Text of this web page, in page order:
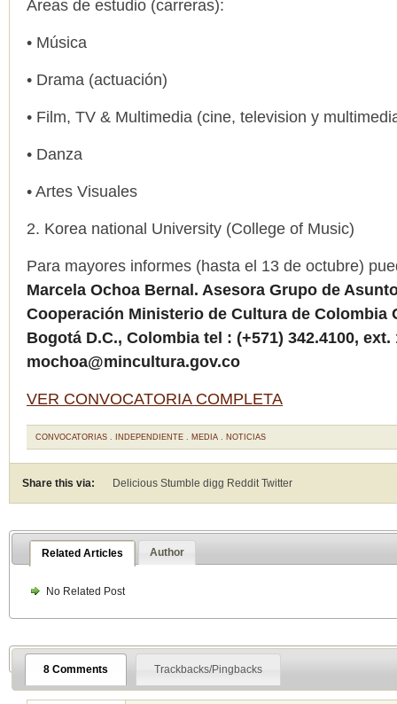
Áreas de estudio (carreras):
• Música
• Drama (actuación)
• Film, TV & Multimedia (cine, television y
• Danza
• Artes Visuales
2. Korea national University (College of Music)
Para mayores informes (hasta el 13 de octubre)
Marcela Ochoa Bernal. Asesora Grupo de
Cooperación Ministerio de Cultura de Colombia
Bogotá D.C., Colombia tel : (+571) 342.4100, ext.
mochoa@mincultura.gov.co
VER CONVOCATORIA COMPLETA
CONVOCATORIAS . INDEPENDIENTE . MEDIA . NOTICIAS
Share this via: Delicious Stumble digg RedditTwitter
Related Articles Author
No Related Post
8 Comments Trackbacks/Pingbacks